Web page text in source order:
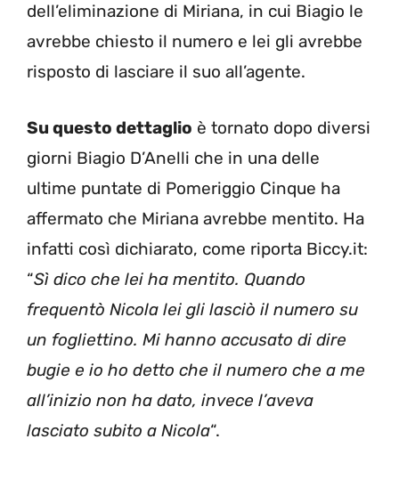
dell’eliminazione di Miriana, in cui Biagio le
avrebbe chiesto il numero e lei gli avrebbe
risposto di lasciare il suo all’agente.
Su questo dettaglio è tornato dopo diversi
giorni Biagio D’Anelli che in una delle
ultime puntate di Pomeriggio Cinque ha
affermato che Miriana avrebbe mentito. Ha
infatti così dichiarato, come riporta Biccy.it:
“Sì dico che lei ha mentito. Quando
frequentò Nicola lei gli lasciò il numero su
un fogliettino. Mi hanno accusato di dire
bugie e io ho detto che il numero che a me
all’inizio non ha dato, invece l’aveva
lasciato subito a Nicola“.